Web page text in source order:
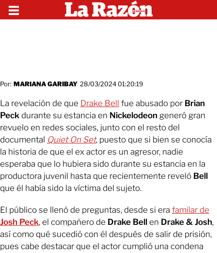
Por: MARIANA GARIBAY 28/03/2024 01:20:19
La revelación de que Drake Bell fue abusado por Brian
Peck durante su estancia en Nickelodeon generó gran
revuelo en redes sociales, junto con el resto del
documental Quiet On Set, puesto que si bien se conocía
la historia de que el ex actor es un agresor, nadie
esperaba que lo hubiera sido durante su estancia en la
productora juvenil hasta que recientemente reveló Bell
que él había sido la víctima del sujeto.
El público se llenó de preguntas, desde si era familar de
Josh Peck, el compañero de Drake Bell en Drake & Josh,
así como qué sucedió con él después de salir de prisión,
pues cabe destacar que el actor cumplió una condena